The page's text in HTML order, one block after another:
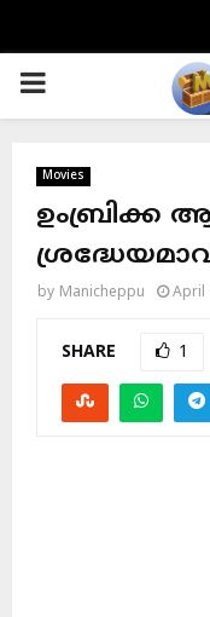
PRIMARY
Movies
ഉംബ്രിക്ക
by Manicheppu April
SHARE 1